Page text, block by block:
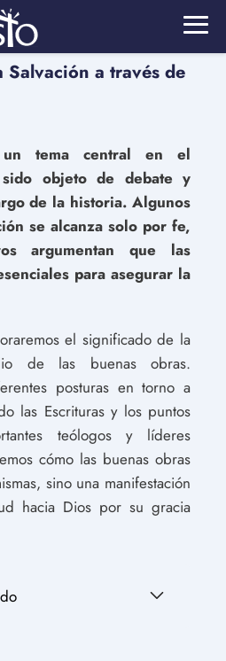
a través de
tema central en el
objeto de debate y
de la historia. Algunos
se alcanza solo por fe,
argumentan que las
para asegurar la
el significado de la
de las buenas obras.
posturas en torno a
las Escrituras y los puntos
teólogos y líderes
cómo las buenas obras
sino una manifestación
hacia Dios por su gracia